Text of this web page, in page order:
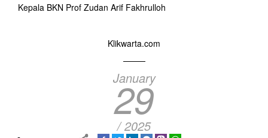
Kepala BKN Prof Zudan Arif Fakhrulloh
Klikwarta.com
January
29
/ 2025